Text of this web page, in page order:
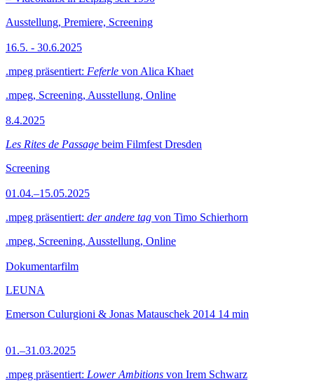
Ausstellung, Premiere, Screening
16.5. - 30.6.2025
.mpeg präsentiert: Feferle von Alica Khaet
.mpeg, Screening, Ausstellung, Online
8.4.2025
Les Rites de Passage beim Filmfest Dresden
Screening
01.04.–15.05.2025
.mpeg präsentiert: der andere tag von Timo Schierhorn
.mpeg, Screening, Ausstellung, Online
Dokumentarfilm
LEUNA
Emerson Culurgioni & Jonas Matauschek 2014 14 min
01.–31.03.2025
.mpeg präsentiert: Lower Ambitions von Irem Schwarz